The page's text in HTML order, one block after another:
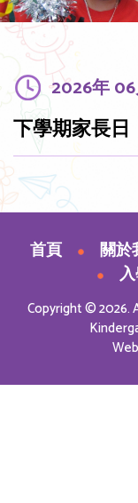
2026年
下學期家長日
首頁 關於
Copyright © 2026.